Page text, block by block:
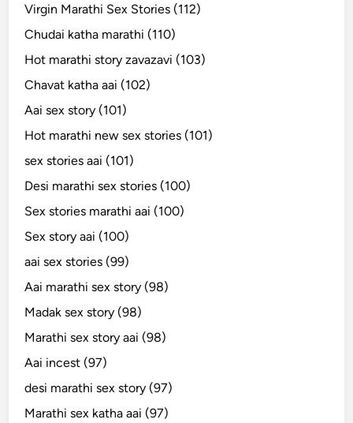
Virgin Marathi Sex Stories (112)
Chudai katha marathi (110)
Hot marathi story zavazavi (103)
Chavat katha aai (102)
Aai sex story (101)
Hot marathi new sex stories (101)
sex stories aai (101)
Desi marathi sex stories (100)
Sex stories marathi aai (100)
Sex story aai (100)
aai sex stories (99)
Aai marathi sex story (98)
Madak sex story (98)
Marathi sex story aai (98)
Aai incest (97)
desi marathi sex story (97)
Marathi sex katha aai (97)